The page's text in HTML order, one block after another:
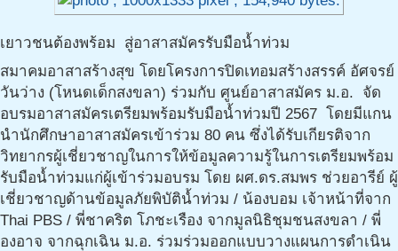
เยาวชนต้องพร้อม สู่อาสาสมัครรับมือน้ำท่วม
สมาคมอาสาสร้างสุข โดยโครงการปิดเทอมสร้างสรรค์ อัศจรย์
วันว่าง (โหนดเด็กสงขลา) ร่วมกับ ศูนย์อาสาสมัคร ม.อ. จัด
อบรมอาสาสมัครเตรียมพร้อมรับมือน้ำท่วมปี 2567 โดยมีแกน
นำนักศึกษาอาสาสมัครเข้าร่วม 80 คน ซึ่งได้รับเกียรติจาก
วิทยากรผู้เชี่ยวชาญในการให้ข้อมูลความรู้ในการเตรียมพร้อม
รับมือน้ำท่วมแก่ผู้เข้าร่วมอบรม โดย ผศ.ดร.สมพร ช่วยอารีย์ ผู้
เชี่ยวชาญด้านข้อมูลภัยพิบัติน้ำท่วม / น้องบอม เจ้าหน้าที่จาก
Thai PBS / พี่ชาคริต โภชะเรือง จากมูลนิธิชุมชนสงขลา / พี่
องอาจ จากฉุกเฉิน ม.อ. ร่วมร่วมออกแบบวางแผนการดำเนิน